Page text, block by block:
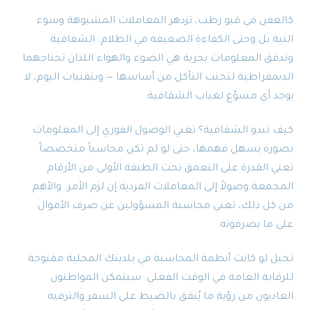
كالعفن في قبو رطب، تزدهر المعاملات المشبوهة وسوء
النية بل وحتى الكفاءة الضعيفة في الظلام. الشفافية
وتدفق المعلومات بحرية هي الضوء والهواء اللذان تحتاجهما
الديمقراطية لتجنب التآكل من أساسها — وبتقنيات اليوم، لا
يوجد أي مسوّغ لغياب الشفافية.
كيف تبدو الشفافية؟ تعني الوصول الفوري إلى المعلومات
بصورة يسهل فهمها، حتى لو لم تكن محاسباً متخصصاً.
تعني القدرة على التعمق تحت الطبقة الأولى من الأرقام
المجمعة وصولاً إلى المعاملات الفردية إن لزم الأمر. والأهم
من كل ذلك، تعني محاسبة المسؤولين عن صرف الأموال
على ما يصرفونه.
تخيل لو كانت أنظمة المحاسبة في بلديتك المحلية مفتوحة
للرقابة العامة في الوقت الفعلي. سيتمكن المواطنون
العاديون من رؤية ما يُنفق بالضبط على السفر والترفيه